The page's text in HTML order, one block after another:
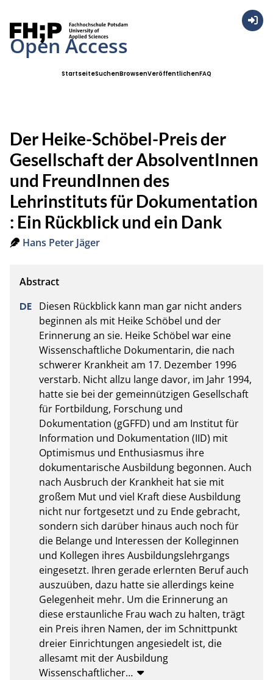
Open Access
StartseiteSuchenBrowsenVeröffentlichenFAQ
Der Heike-Schöbel-Preis der
Gesellschaft der AbsolventInnen
und FreundInnen des
Lehrinstituts für Dokumentation
: Ein Rückblick und ein Dank
Hans Peter Jäger
Diesen Rückblick kann man gar nicht anders
beginnen als mit Heike Schöbel und der
Erinnerung an sie. Heike Schöbel war eine
Wissenschaftliche Dokumentarin, die nach
schwerer Krankheit am 17. Dezember 1996
verstarb. Nicht allzu lange davor, im Jahr 1994,
hatte sie bei der gemeinnützigen Gesellschaft
für Fortbildung, Forschung und
Dokumentation (gGFFD) und am Institut für
Information und Dokumentation (IID) mit
Optimismus und Enthusiasmus ihre
dokumentarische Ausbildung begonnen. Auch
nach Ausbruch der Krankheit hat sie mit
großem Mut und viel Kraft diese Ausbildung
nicht nur fortgesetzt und zu Ende gebracht,
sondern sich darüber hinaus auch noch für
die Belange und Interessen der Kolleginnen
und Kollegen ihres Ausbildungslehrgangs
eingesetzt. Ihren gerade erlernten Beruf auch
auszuüben, dazu hatte sie allerdings keine
Gelegenheit mehr. Um die Erinnerung an
diese erstaunliche Frau wach zu halten, trägt
ein Preis ihren Namen, der im Schnittpunkt
dreier Einrichtungen angesiedelt ist, die
allesamt mit der Ausbildung
Wissenschaftlicher…